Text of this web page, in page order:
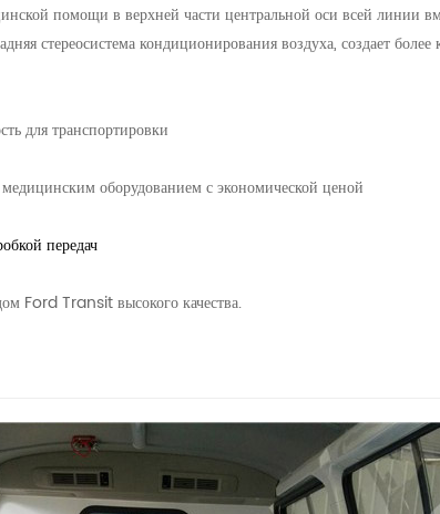
помощи в верхней части центральной оси всей линии
стереосистема кондиционирования воздуха, создает
для транспортировки
оборудованием с экономической ценой
передач
Ford Transit высокого качества.